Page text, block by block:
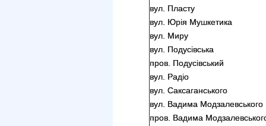
вул. Пласту
вул. Юрія Мушкетика
вул. Миру
вул. Подусівська
пров. Подусівський
вул. Радіо
вул. Саксаганського
вул. Вадима Модзалевського
пров. Вадима